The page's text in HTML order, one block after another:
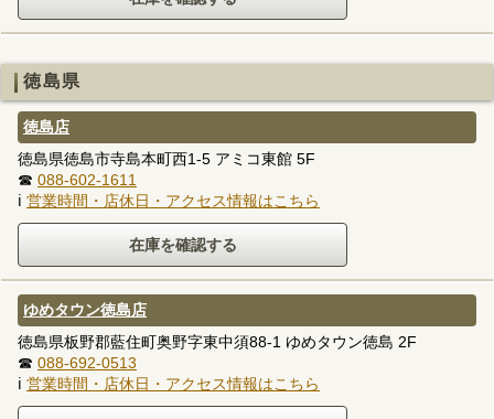
徳島県
徳島店
徳島県徳島市寺島本町西1-5 アミコ東館 5F
☎ 088-602-1611
ℹ 営業時間・店休日・アクセス情報はこちら
ゆめタウン徳島店
徳島県板野郡藍住町奥野字東中須88-1 ゆめタウン徳島 2F
☎ 088-692-0513
ℹ 営業時間・店休日・アクセス情報はこちら